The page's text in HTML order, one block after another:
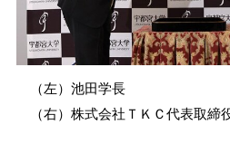
インターネット出願
入学料・授業料
海外留学・国際交流
チューターについて
AEDについて
受動喫煙対策
卒業後の各種証明書等請求
宇都宮大学消費生活協同組合
国際学部同窓会
共同教育学部同窓会
各種書類申請・書類ダウン
卒業生の各種証明書の取得方
UUカレッジ
公開講座
ENGLISH
（左）池田学長
（右）株式会社ＴＫＣ代表取締